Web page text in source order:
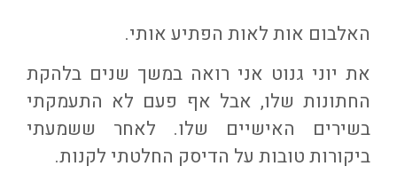
האלבום אות לאות הפתיע אותי.
את יוני גנוט אני רואה במשך שנים בלהקת
החתונות שלו, אבל אף פעם לא התעמקתי
בשירים האישיים שלו. לאחר ששמעתי
ביקורות טובות על הדיסק החלטתי לקנות.